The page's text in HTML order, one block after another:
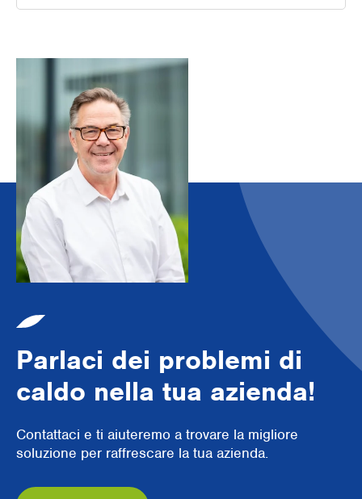
Parlaci dei problemi di
caldo nella tua azienda!
Contattaci e ti aiuteremo a trovare la migliore
soluzione per raffrescare la tua azienda.